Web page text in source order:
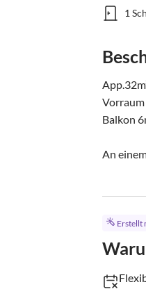
1
Balkon
An
Erstellt